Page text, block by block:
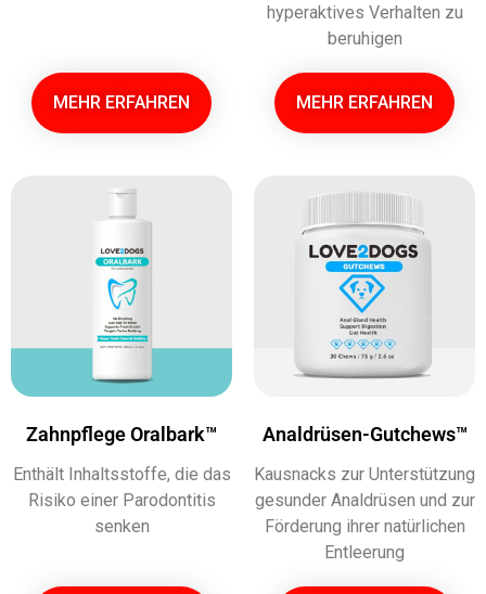
MEHR ERFAHREN
hyperaktives Verhalten zu
beruhigen
MEHR ERFAHREN
Zahnpflege Oralbark™
Enthält Inhaltsstoffe, die das
Risiko einer Parodontitis
senken
Analdrüsen-Gutchews™
Kausnacks zur Unterstützung
gesunder Analdrüsen und zur
Förderung ihrer natürlichen
Entleerung